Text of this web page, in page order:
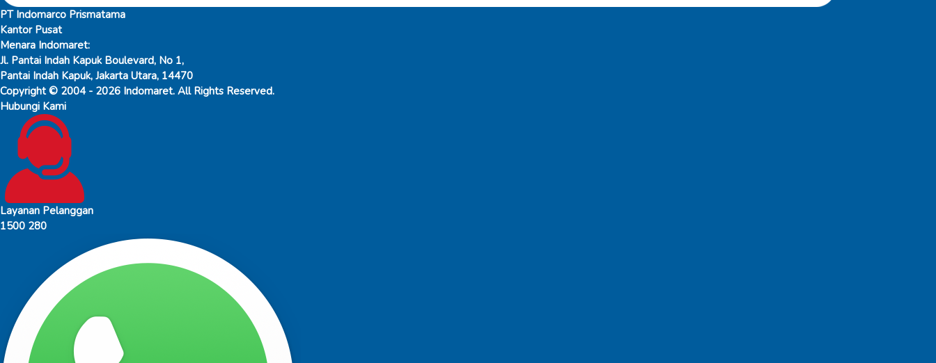
PT Indomarco Prismatama
Kantor Pusat
Menara Indomaret:
Jl. Pantai Indah Kapuk Boulevard, No 1,
Pantai Indah Kapuk, Jakarta Utara, 14470
Copyright © 2004 - 2026 Indomaret. All Rights Reserved.
Hubungi Kami
Layanan Pelanggan
1500 280